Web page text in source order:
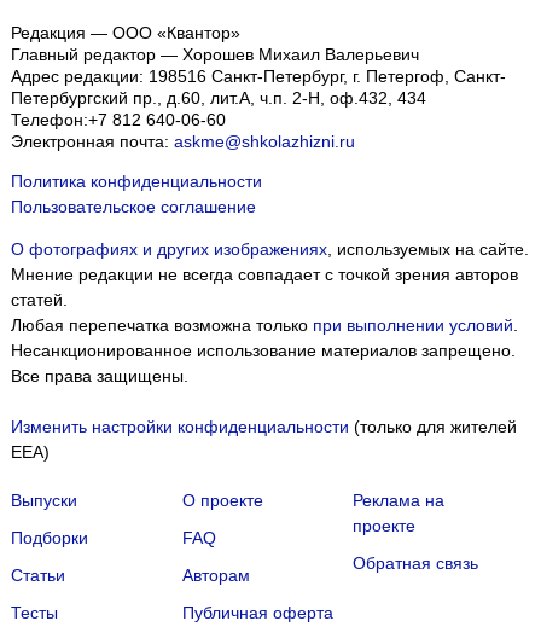
Редакция — ООО «Квантор»
Главный редактор — Хорошев Михаил Валерьевич
Адрес редакции: 198516 Санкт-Петербург, г. Петергоф Санкт-
Петербургский пр., д.60, лит.А, ч.п. 2-Н, оф.432, 434
Телефон:+7 812 640-06-60
Электронная почта: askme@shkolazhizni.ru
Политика конфиденциальности
Пользовательское соглашение
О фотографиях и других изображениях, используемых на сайте.
Мнение редакции не всегда совпадает с точкой зрения авторов
статей.
Любая перепечатка возможна только при выполнении условий
Несанкционированное использование материалов запрещено.
Все права защищены.
Изменить настройки конфиденциальности (только для жителей
EEA)
Выпуски
Подборки
Статьи
Тесты
О проекте
FAQ
Авторам
Публичная оферта
Реклама на
проекте
Обратная связь